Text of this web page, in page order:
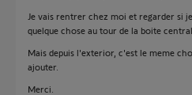
Je vais rentrer chez moi et regarder si
quelque chose au tour de la boite central.
Mais depuis l'exterior, c'est le meme
ajouter.
Merci.